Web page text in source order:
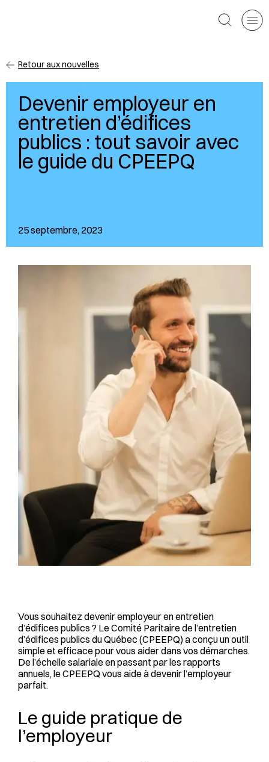
Rechercher
Retour aux nouvelles
Devenir employeur en
entretien d’édifices
publics : tout savoir avec
le guide du CPEEPQ
25 septembre, 2023
Vous souhaitez devenir employeur en entretien
d’édifices publics ? Le Comité Paritaire de l’entretien
d’édifices publics du Québec (CPEEPQ) a conçu un outil
simple et efficace pour vous aider dans vos démarches.
De l’échelle salariale en passant par les rapports
annuels, le CPEEPQ vous aide à devenir l’employeur
parfait.
Le guide pratique de
l’employeur